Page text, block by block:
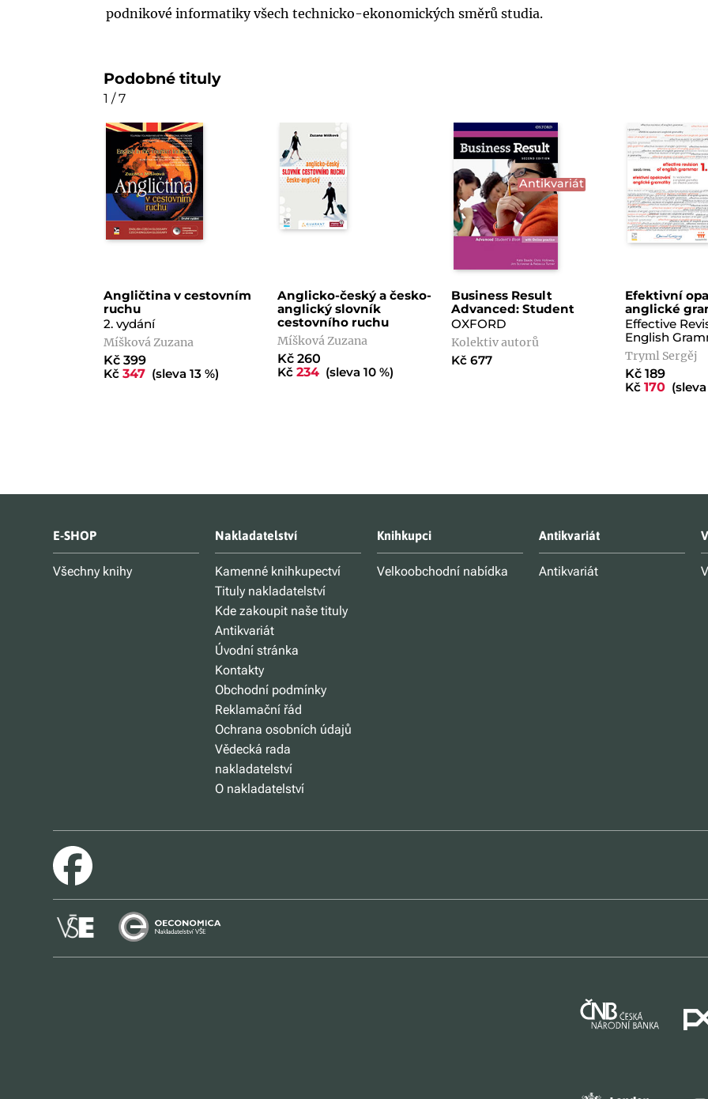
podnikové informatiky všech technicko-ekonomických směrů studia.
Podobné tituly
1 / 7
Angličtina v cestovním
ruchu
2. vydání
Míšková Zuzana
Kč 399
Kč347 (sleva 13 %)
Anglicko-český a česko-
anglický slovník
cestovního ruchu
Míšková Zuzana
Kč 260
Kč234 (sleva 10 %)
Antikvariát
Business Result
Advanced: Student
OXFORD
Kolektiv autorů
Kč 677
Efektivní
anglické
Effective
English
Tryml Sergěj
Kč 189
Kč170 (sleva
E-SHOP
Všechny knihy
Nakladatelství
Kamenné knihkupectví
Tituly nakladatelství
Kde zakoupit naše tituly
Antikvariát
Úvodní stránka
Kontakty
Obchodní podmínky
Reklamační řád
Ochrana osobních údajů
Vědecká rada
nakladatelství
O nakladatelství
Knihkupci
Velkoobchodní nabídka
Antikvariát
Antikvariát